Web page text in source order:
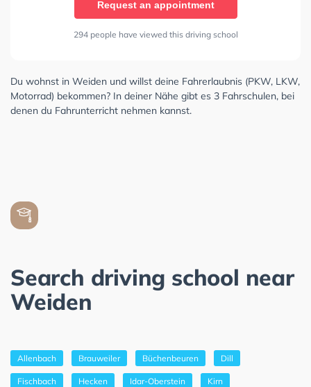
Request an appointment
294 people have viewed this driving school
Du wohnst in Weiden und willst deine Fahrerlaubnis (PKW, LKW,
Motorrad) bekommen? In deiner Nähe gibt es 3 Fahrschulen, bei
denen du Fahrunterricht nehmen kannst.
Search driving school near
Weiden
Allenbach Brauweiler Büchenbeuren Dill
Fischbach Hecken Idar-Oberstein Kirn